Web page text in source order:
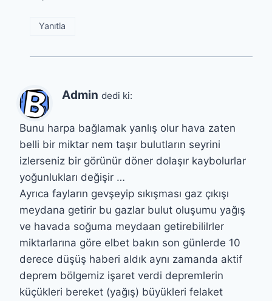
Yanıtla
Admin dedi ki:
Bunu harpa bağlamak yanlış olur hava zaten
belli bir miktar nem taşır bulutların seyrini
izlerseniz bir görünür döner dolaşır kaybolurlar
yoğunlukları değişir …
Ayrıca fayların gevşeyip sıkışması gaz çıkışı
meydana getirir bu gazlar bulut oluşumu yağış
ve havada soğuma meydaan getirebililrler
miktarlarına göre elbet bakın son günlerde 10
derece düşüş haberi aldık aynı zamanda aktif
deprem bölgemiz işaret verdi depremlerin
küçükleri bereket (yağış) büyükleri felaket